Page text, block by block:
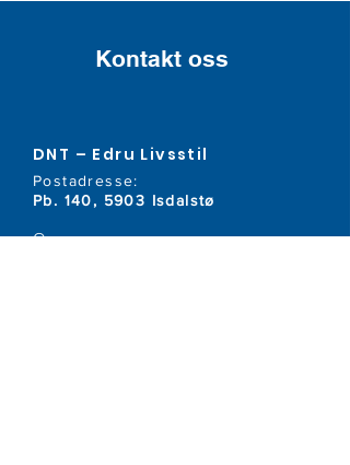
Kontakt oss
DNT – Edru Livsstil
Postadresse:
Pb. 140, 5903 Isdalstø
Org.nr: